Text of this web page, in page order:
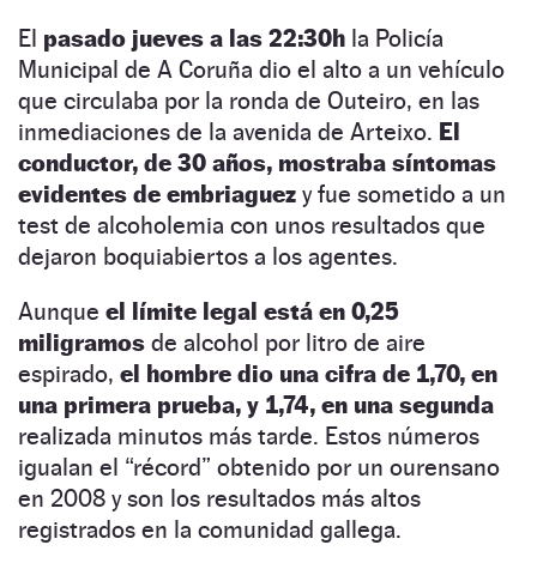
El pasado jueves a las 22:30h la Policía
Municipal de A Coruña dio el alto a un vehículo
que circulaba por la ronda de Outeiro, en las
inmediaciones de la avenida de Arteixo. El
conductor, de 30 años, mostraba síntomas
evidentes de embriaguez y fue sometido a un
test de alcoholemia con unos resultados que
dejaron boquiabiertos a los agentes.
Aunque el límite legal está en 0,25
miligramos de alcohol por litro de aire
espirado, el hombre dio una cifra de 1,70, en
una primera prueba, y 1,74, en una segunda
realizada minutos más tarde. Estos números
igualan el “récord” obtenido por un ourensano
en 2008 y son los resultados más altos
registrados en la comunidad gallega.